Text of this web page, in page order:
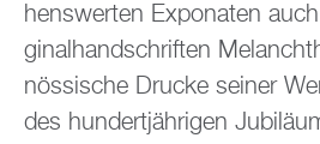
hens­wer­ten Ex­po­na­ten
gi­nal­hand­schrif­ten
nös­si­sche Dru­cke sei­ner
des hun­dert­jäh­ri­gen